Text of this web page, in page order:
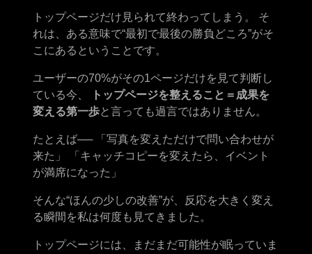
トップページだけ見られて終わってしまう。 そ
れは、ある意味で“最初で最後の勝負どころ”がそ
こにあるということです。
ユーザーの70%がその1ページだけを見て判断し
ている今、
トップページを整えること＝成果を
変える第一歩と言っても過言ではありません。
たとえば── 「写真を変えただけで問い合わせが
来た」 「キャッチコピーを変えたら、イベント
が満席になった」
そんな“ほんの少しの改善”が、反応を大きく変え
る瞬間を私は何度も見てきました。
トップページには、まだまだ可能性が眠っていま